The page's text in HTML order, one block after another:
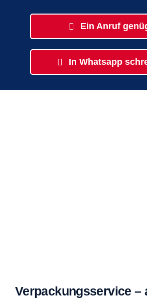
Ein Anruf
In Whatsapp
Verpackungsservice –